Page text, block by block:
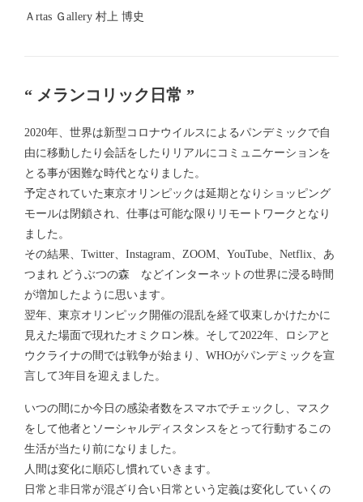
Ａrtas Ｇallery 村上 博史
“ メランコリック日常 ”
2020年、世界は新型コロナウイルスによるパンデミックで自
由に移動したり会話をしたりリアルにコミュニケーションを
とる事が困難な時代となりました。
予定されていた東京オリンピックは延期となりショッピング
モールは閉鎖され、仕事は可能な限りリモートワークとなり
ました。
その結果、Twitter、Instagram、ZOOM、YouTube、Netflix、あ
つまれ どうぶつの森 などインターネットの世界に浸る時間
が増加したように思います。
翌年、東京オリンピック開催の混乱を経て収束しかけたかに
見えた場面で現れたオミクロン株。そして2022年、ロシアと
ウクライナの間では戦争が始まり、WHOがパンデミックを宣
言して3年目を迎えました。
いつの間にか今日の感染者数をスマホでチェックし、マスク
をして他者とソーシャルディスタンスをとって行動するこの
生活が当たり前になりました。
人間は変化に順応し慣れていきます。
日常と非日常が混ざり合い日常という定義は変化していくの